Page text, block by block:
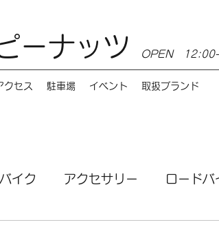
ーナッツ OPEN 12:00-
クセス 駐車場 イベント 取扱ブランド
イク アクセサリー ロードバ